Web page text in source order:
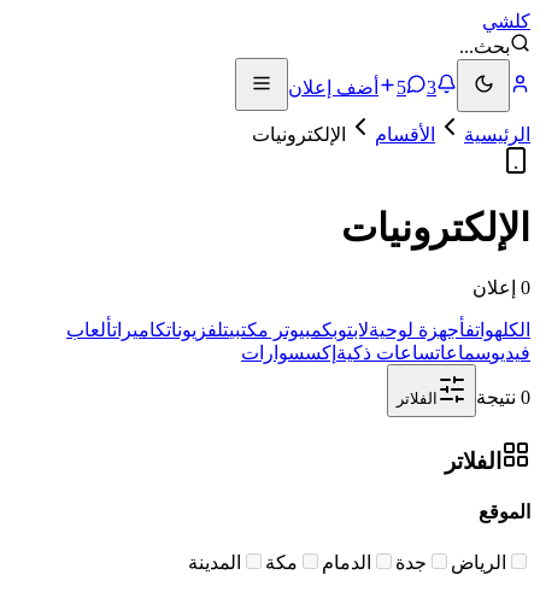
كلشي
بحث...
3
5 أضف إعلان
الرئيسية الأقسام الإلكترونيات
الإلكترونيات
0 إعلان
الكلهواتفأجهزة لوحيةلابتوبكمبيوتر مكتبيتلفزيوناتكاميراتألعاب
فيديوسماعاتساعات ذكية إكسسوارات
0 نتيجة الفلاتر
الفلاتر
الموقع
الرياض جدة الدمام مكة المدينة